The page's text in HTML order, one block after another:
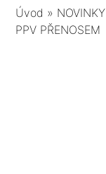
Úvod » NOVINKY
PPV PŘENOSEM